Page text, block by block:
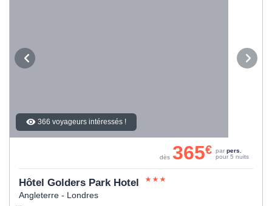
366 voyageurs intéressés !
Hôtel Golders Park Hotel
Angleterre - Londres
dès 365€ par pers.
pour 5 nuits